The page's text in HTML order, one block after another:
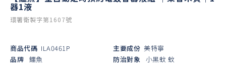
器1液
環署衛製字第1607號
商品代碼 ILA0461P
品牌 鱷魚
主要成份 美特寧
防治對象 小黑蚊 蚊